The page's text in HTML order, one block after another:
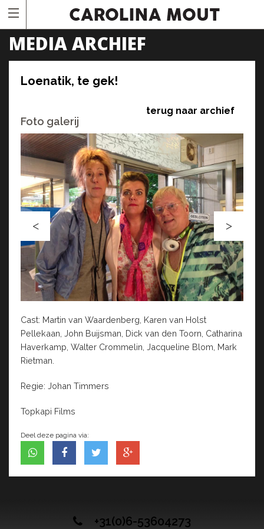
MEDIA ARCHIEF
Loenatik, te gek!
terug naar archief
Foto galerij
Cast: Martin van Waardenberg, Karen van Holst
Pellekaan, John Buijsman, Dick van den Toorn, Catharina
Haverkamp, Walter Crommelin, Jacqueline Blom, Mark
Rietman.
Regie: Johan Timmers
Topkapi Films
Deel deze pagina via:
+31(0)6-53604273